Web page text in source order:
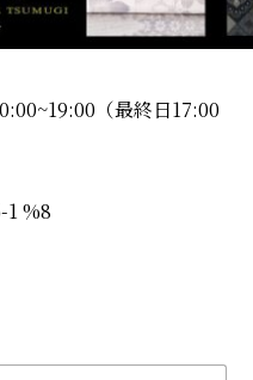
（最終日17:00
%8